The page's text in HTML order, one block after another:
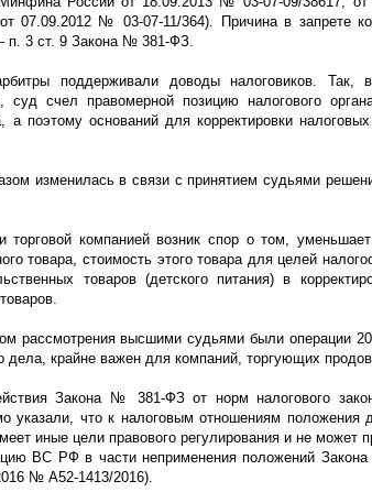
07.09.2012 № 03-07-11/364). Причина в запрете
п. 3 ст. 9 Закона № 381-ФЗ.
поддерживали доводы налоговиков. Так,
суд счел правомерной позицию налогового
поэтому оснований для корректировки
изменилась в связи с принятием судьями
компанией возник спор о том,
товара, стоимость этого товара для целей
товаров (детского питания) в
рассмотрения высшими судьями были операции
дела, крайне важен для компаний, торгующих
Закона № 381-ФЗ от норм налогового
указали, что к налоговым отношениям положения
иные цели правового регулирования и не
ВС РФ в части неприменения положений
№ А52-1413/2016).